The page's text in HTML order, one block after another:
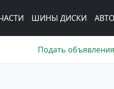
ШИНЫ ДИСКИ
Подать объявления